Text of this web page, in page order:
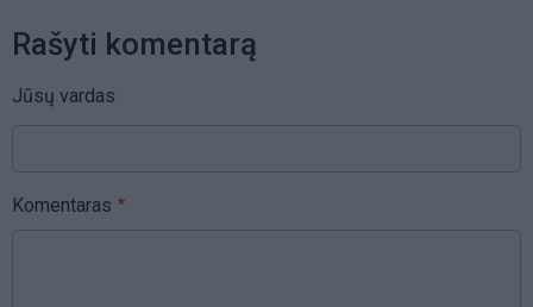
Rašyti komentarą
Jūsų vardas
Komentaras